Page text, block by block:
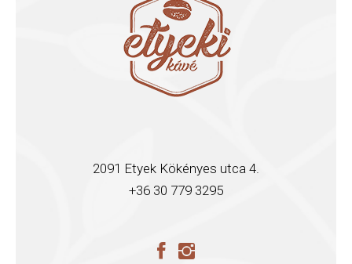
2091 Etyek Kökényes utca 4.
+36 30 779 3295